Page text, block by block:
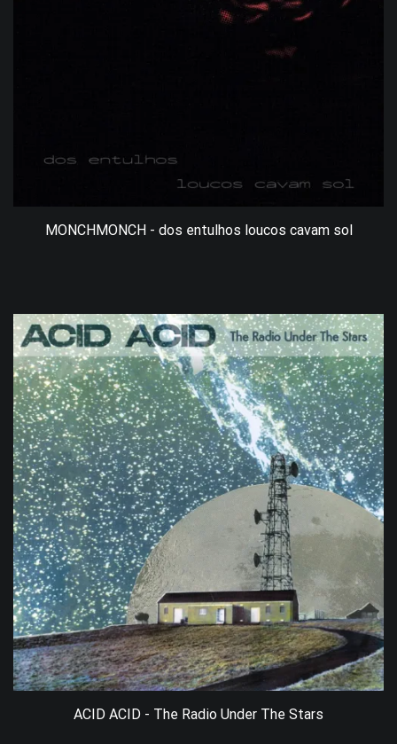
MONCHMONCH - dos entulhos loucos cavam sol
ACID ACID - The Radio Under The Stars